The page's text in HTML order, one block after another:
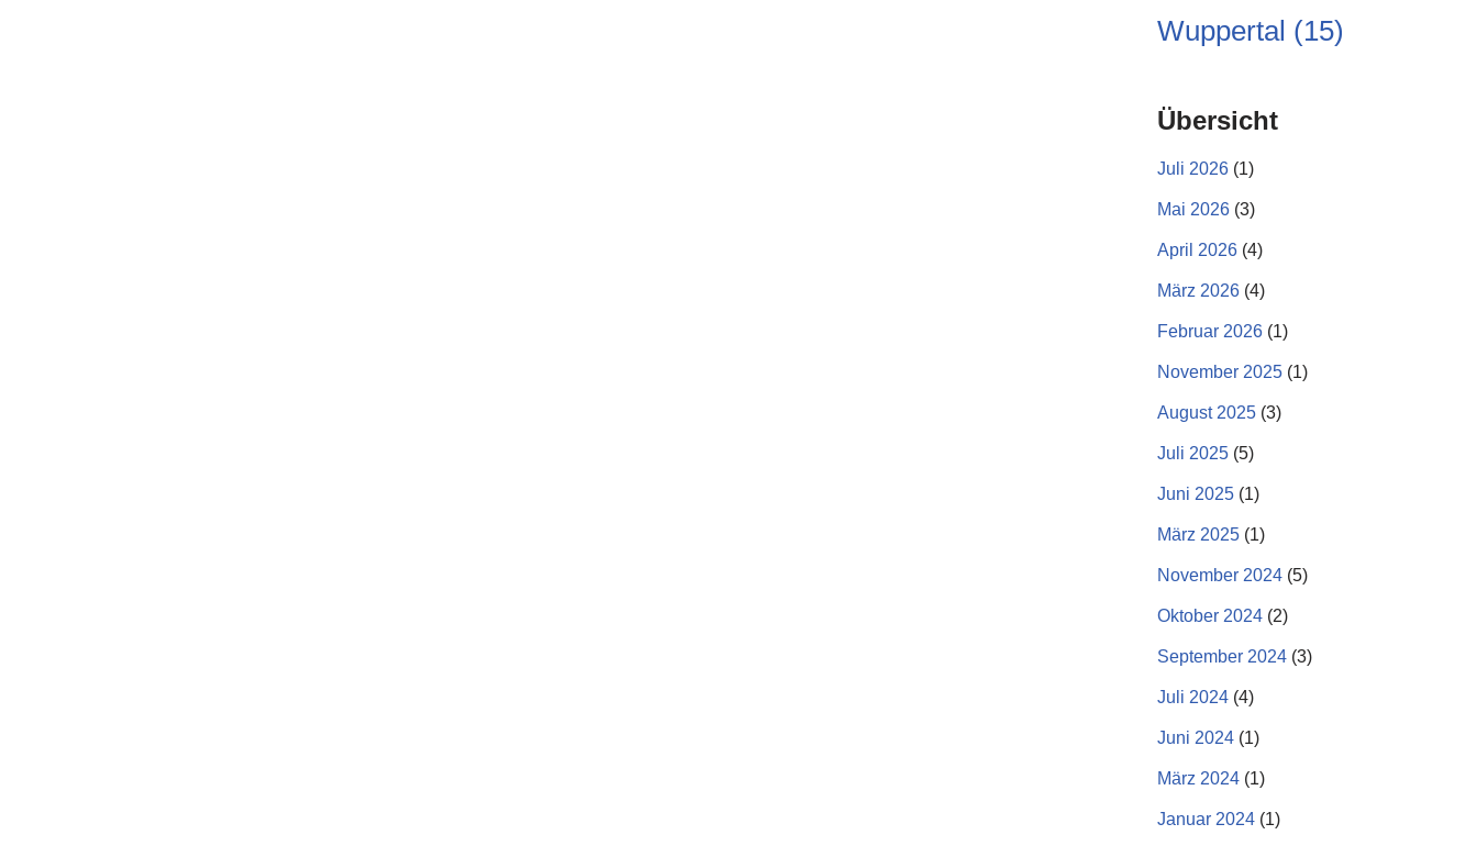
Wuppertal (15)
Übersicht
Juli 2026 (1)
Mai 2026 (3)
April 2026 (4)
März 2026 (4)
Februar 2026 (1)
November 2025 (1)
August 2025 (3)
Juli 2025 (5)
Juni 2025 (1)
März 2025 (1)
November 2024 (5)
Oktober 2024 (2)
September 2024 (3)
Juli 2024 (4)
Juni 2024 (1)
März 2024 (1)
Januar 2024 (1)